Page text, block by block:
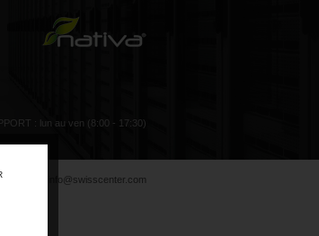
: lun au ven (8:00 - 17:30)
info@swisscenter.com